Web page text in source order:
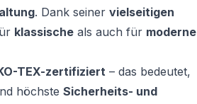
. Dank seiner vielseitigen
klassische als auch für moderne
TEX-zertifiziert – das bedeutet,
höchste Sicherheits- und